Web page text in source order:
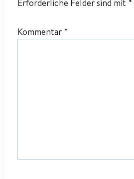
Erforderliche Felder sind mit *
Kommentar *